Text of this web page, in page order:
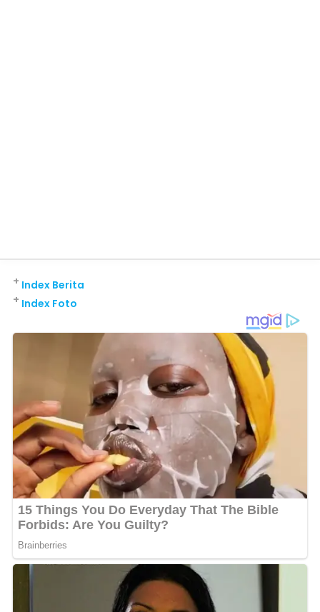
Index Berita
+
Index Foto
+